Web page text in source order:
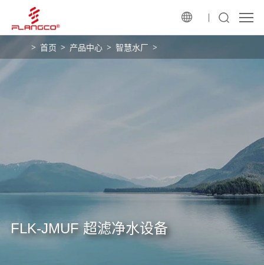
首页 产品中心 智慧水厂
FLK-JMUF 超滤净水设备